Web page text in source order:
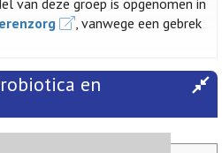
van deze groep is opgenomen in
, vanwege een gebrek
en